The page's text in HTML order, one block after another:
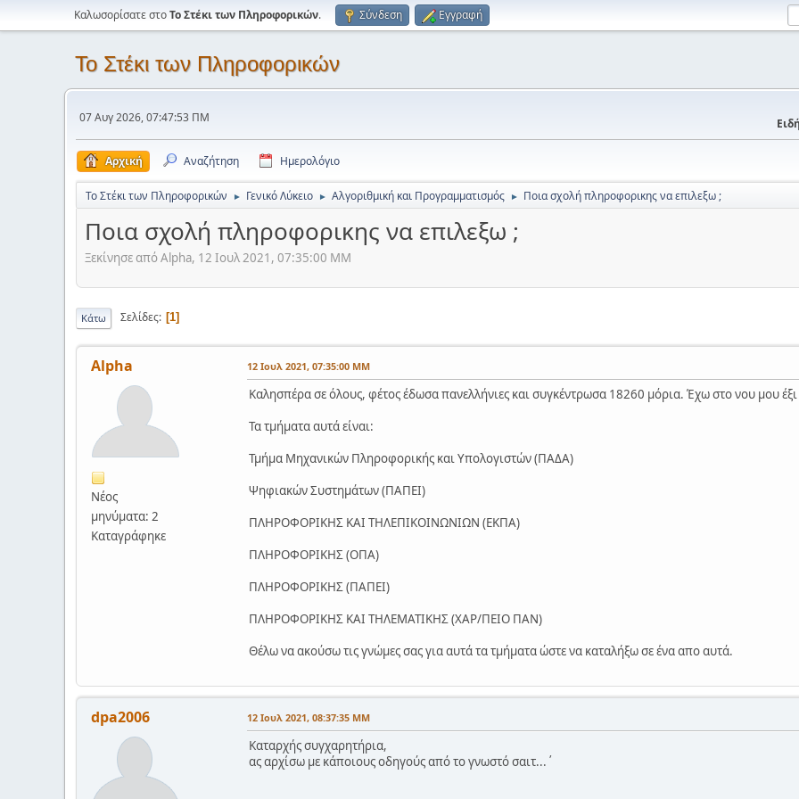
Καλωσορίσατε στοΤο Στέκι των Πληροφορικών. Σύνδεση Εγγραφή
Το Στέκι των Πληροφορικών
07 Αυγ 2026, 07:47:53 ΠΜ
Αρχική Αναζήτηση Ημερολόγιο
Το Στέκι των Πληροφορικών ► Γενικό Λύκειο ► Αλγοριθμική και Προγραμματισμός ► Ποια σχολή πληροφορικης να επιλεξω ;
Ποια σχολή πληροφορικης να επιλεξω ;
Ξεκίνησε από Alpha, 12 Ιουλ 2021, 07:35:00 ΜΜ
Κάτω Σελίδες 1
Alpha
Νέος
μηνύματα: 2
Καταγράφηκε
12 Ιουλ 2021, 07:35:00 ΜΜ
Καλησπέρα σε όλους, φέτος έδωσα πανελλήνιες και συγκέντρωσα 18260 μόρια. Έχω στο νου μου
Τα τμήματα αυτά είναι:
Τμήμα Μηχανικών Πληροφορικής και Υπολογιστών (ΠΑΔΑ)
Ψηφιακών Συστημάτων (ΠΑΠΕΙ)
ΠΛΗΡΟΦΟΡΙΚΗΣ ΚΑΙ ΤΗΛΕΠΙΚΟΙΝΩΝΙΩΝ (ΕΚΠΑ)
ΠΛΗΡΟΦΟΡΙΚΗΣ (ΟΠΑ)
ΠΛΗΡΟΦΟΡΙΚΗΣ (ΠΑΠΕΙ)
ΠΛΗΡΟΦΟΡΙΚΗΣ ΚΑΙ ΤΗΛΕΜΑΤΙΚΗΣ (ΧΑΡ/ΠΕΙΟ ΠΑΝ)
Θέλω να ακούσω τις γνώμες σας για αυτά τα τμήματα ώστε να καταλήξω σε ένα απο αυτά.
dpa2006 12 Ιουλ 2021, 08:37:35 ΜΜ
Καταρχής συγχαρητήρια,
ας αρχίσω με κάποιους οδηγούς από το γνωστό σαιτ...΄